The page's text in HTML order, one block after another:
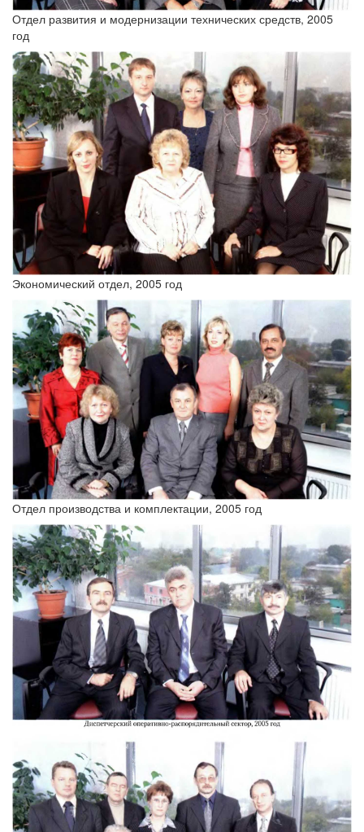
Отдел развития и модернизации технических средств, 2005
год
Экономический отдел, 2005 год
Отдел производства и комплектации, 2005 год